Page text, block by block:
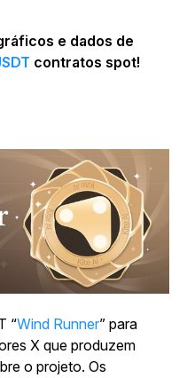
e dados de
contratos spot!
“Wind Runner” para
X que produzem
o projeto. Os